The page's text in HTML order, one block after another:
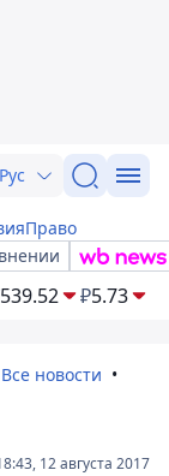
Рус
Право
539.52 ₽5.73
Все новости
12 августа 2017